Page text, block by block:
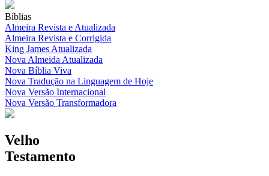
Bíblias
Almeira Revista e Atualizada
Almeira Revista e Corrigida
King James Atualizada
Nova Almeida Atualizada
Nova Bíblia Viva
Nova Tradução na Linguagem de Hoje
Nova Versão Internacional
Nova Versão Transformadora
Velho
Testamento